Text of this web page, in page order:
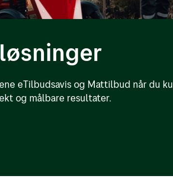
eTilbudsavis og Mattilbud når du
og målbare resultater.